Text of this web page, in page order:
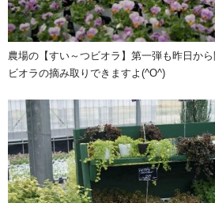
農場の【すい～つビオラ】第一弾も昨日か
ビオラの摘み取りできますよ(^O^)